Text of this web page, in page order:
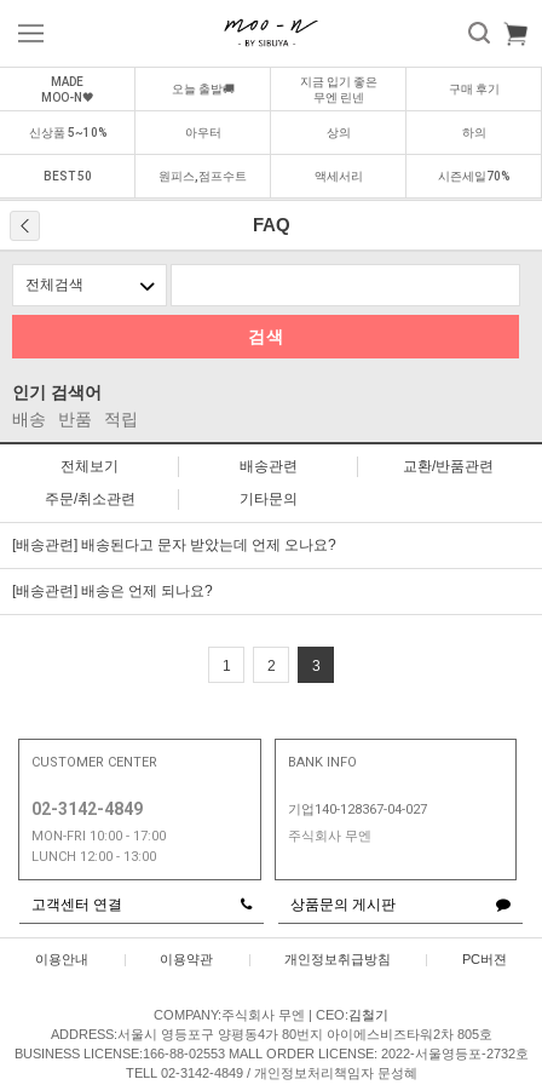
MADE
MOO-N🖤
오늘 출발🚚
지금 입기 좋은
무엔 린넨
구매 후기
신상품 5~10% 아우터 상의 하의
BEST 50 원피스,점프수트 액세서리 시즌세일70%
FAQ
검색
인기 검색어
배송
반품 적립
전체보기 배송관련
교환/반품관련
주문/취소관련
기타문의
[배송관련] 배송된다고 문자 받았는데 언제 오나요?
[배송관련] 배송은 언제 되나요?
1 2 3
CUSTOMER CENTER
02-3142-4849
MON-FRI 10:00 - 17:00
LUNCH 12:00 - 13:00
BANK INFO
기업140-128367-04-027
주식회사 무엔
고객센터 연결 상품문의 게시판
이용안내 | 이용약관 | 개인정보취급방침 | PC버젼
COMPANY:주식회사 무엔 | CEO:김철기
ADDRESS:서울시 영등포구 양평동4가 80번지 아이에스비즈타워2차 805호
BUSINESS LICENSE:166-88-02553 MALL ORDER LICENSE: 2022-서울영등포-2732호
TELL 02-3142-4849 / 개인정보처리책임자 문성혜